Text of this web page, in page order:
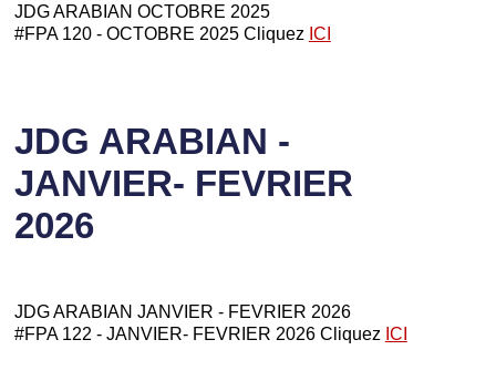
JDG ARABIAN OCTOBRE 2025
#FPA 120 - OCTOBRE 2025 Cliquez ICI
JDG ARABIAN -
JANVIER- FEVRIER
2026
JDG ARABIAN JANVIER - FEVRIER 2026
#FPA 122 - JANVIER- FEVRIER 2026 Cliquez ICI